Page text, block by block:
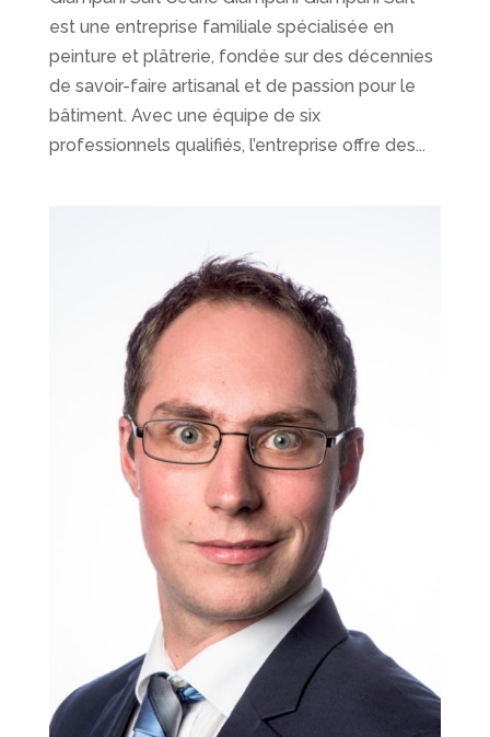
est une entreprise familiale spécialisée en
peinture et plâtrerie, fondée sur des décennies
de savoir-faire artisanal et de passion pour le
bâtiment. Avec une équipe de six
professionnels qualifiés, l’entreprise offre des...